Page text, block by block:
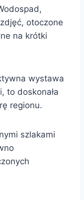
otoczone
na krótki
wystawa
to doskonała
regionu.
szlakami